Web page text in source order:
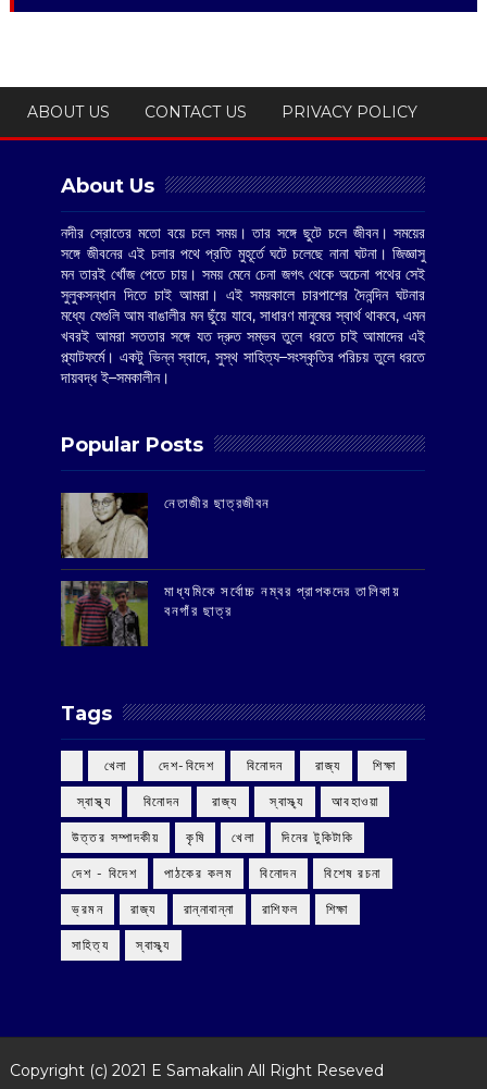
ABOUT US CONTACT US PRIVACY POLICY
About Us
নদীর স্রোতের মতো বয়ে চলে সময়। তার সঙ্গে ছুটে চলে জীবন। সময়ের
সঙ্গে জীবনের এই চলার পথে প্রতি মুহূর্তে ঘটে চলেছে নানা ঘটনা। জিজ্ঞাসু
মন তারই খোঁজ পেতে চায়। সময় মেনে চেনা জগৎ থেকে অচেনা পথের সেই
সুলুকসন্ধান দিতে চাই আমরা। এই সময়কালে চারপাশের দৈনন্দিন ঘটনার
মধ্যে যেগুলি আম বাঙালীর মন ছুঁয়ে যাবে, সাধারণ মানুষের স্বার্থ থাকবে, এমন
খবরই আমরা সততার সঙ্গে যত দ্রুত সম্ভব তুলে ধরতে চাই আমাদের এই
প্ল্যাটফর্মে। একটু ভিন্ন স্বাদে, সুস্থ সাহিত্য–সংস্কৃতির পরিচয় তুলে ধরতে
দায়বদ্ধ ই–সমকালীন।
Popular Posts
‌নেতাজীর ছাত্রজীবন
মাধ্যমিকে সর্বোচ্চ নম্বর প্রাপকদের তালিকায়
বনগাঁর ছাত্র
Tags
‌ খেলা ‌ দেশ-বিদেশ ‌ বিনোদন ‌ রাজ্য ‌ শিক্ষা
‌ স্বাস্থ্য ‌ বিনোদন ‌ রাজ্য ‌ স্বাস্থ্য আবহাওয়া
উত্তর সম্পাদকীয় কৃষি খেলা দিনের টুকিটাকি
দেশ - বিদেশ পাঠকের কলম বিনোদন বিশেষ রচনা
ভ্রমন রাজ্য রান্নাবান্না রাশিফল শিক্ষা
সাহিত্য স্বাস্থ্য
Copyright (c) 2021 E Samakalin All Right Reseved